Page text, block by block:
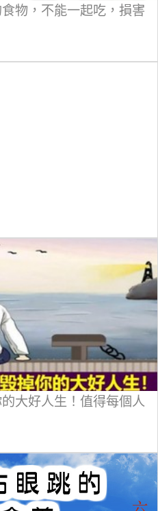
物，不能一起吃，損害
大好人生！值得每個人